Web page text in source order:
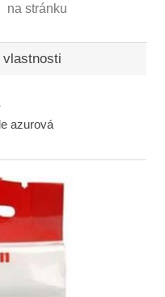
na stránku
azurová